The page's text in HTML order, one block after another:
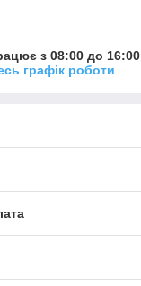
з 08:00 до 16:00
графік роботи